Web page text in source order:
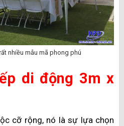
nhiều mẫu mã phong phú
di động 3m x
cỡ rộng, nó là sự lựa chọn